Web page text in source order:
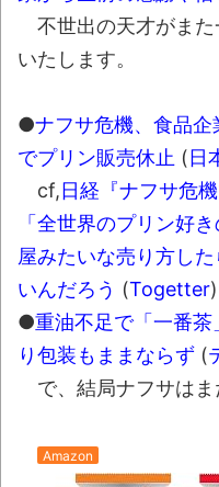
【画像】整形
グラビアに挑戦
進撃の巨人シ
感想
TBS「マツコ
集でほとんど紹
ば自分たちで紹介
時代の流れ
【衝撃】道志
されてきた可能性
オーストラリ
飛行
不世出の天才がまた
いたします。
●ナフサ危機、食品
でプリン販売休止 (日
cf,日経『ナフサ危
「全世界のプリン好
屋みたいな売り方し
いんだろう (Togetter)
●重油不足で「一番
り包装もままならず (
で、結局ナフサはま
Amazon